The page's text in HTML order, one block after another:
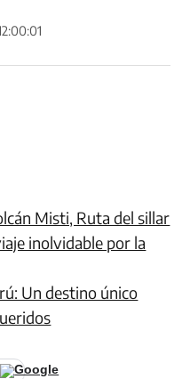
Misti, Ruta del sillar
inolvidable por la
Un destino único